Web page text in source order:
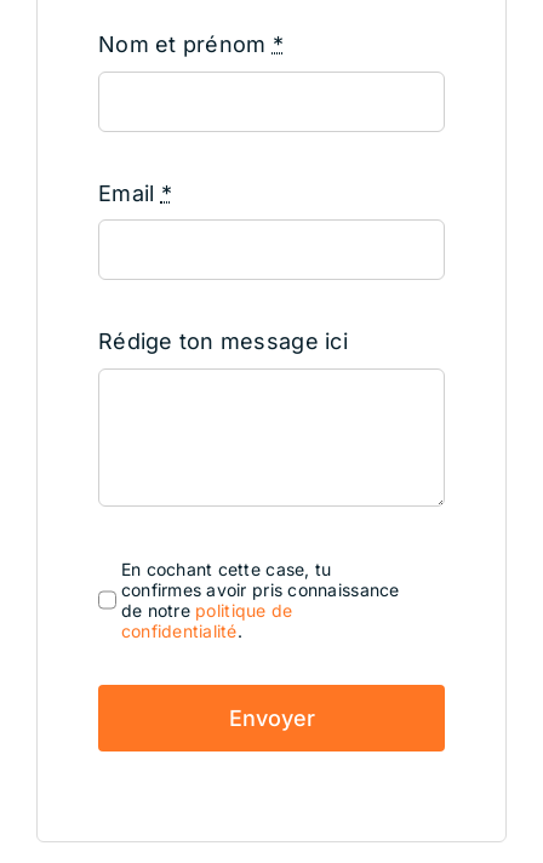
Nom et prénom *
Email *
Rédige ton message ici
En cochant cette case, tu
confirmes avoir pris connaissance
de notre politique de
confidentialité.
Envoyer